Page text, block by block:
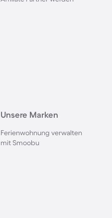
Unsere Marken
Ferienwohnung verwalten
mit Smoobu